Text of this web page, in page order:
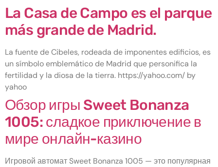
La Casa de Campo es el parque
más grande de Madrid.
La fuente de Cibeles, rodeada de imponentes edificios, es
un símbolo emblemático de Madrid que personifica la
fertilidad y la diosa de la tierra. https://yahoo.com/ by
yahoo
Обзор игры Sweet Bonanza
1005: сладкое приключение в
мире онлайн-казино
Игровой автомат Sweet Bonanza 1005 — это популярная